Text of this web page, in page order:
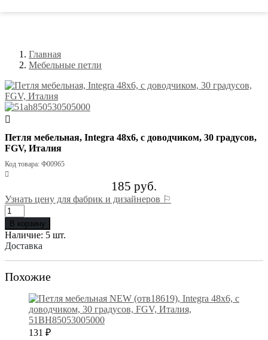
Главная
Мебельные петли
Петля мебельная, Integra 48х6, с доводчиком, 30 градусов,
FGV, Италия
Код товара: Ф00965
185 руб.
Узнать цену для фабрик и дизайнеров ⚐
В корзину
Наличие: 5 шт.
Доставка
Похожие
131 ₽